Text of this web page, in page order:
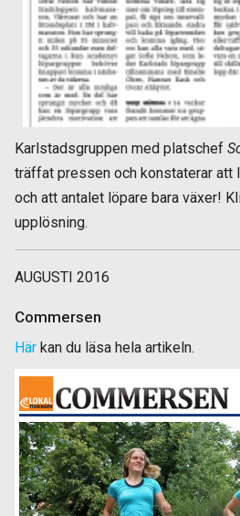
Karlstadsgruppen med platschef
träffat pressen och konstaterar att
och att antalet löpare bara växer!
upplösning.
AUGUSTI 2016
Commersen
Här kan du läsa hela artikeln.